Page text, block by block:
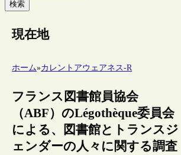
検索
現在地
ホーム»カレントアウェアネス-R
フランス図書館員協会
（ABF）のLégothèque委員会
による、図書館とトランスジ
ェンダーの人々に関する調査